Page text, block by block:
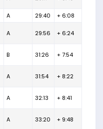
A 29:40 + 6:08
A 29:56 + 6:24
B 31:26 + 7:54
A 31:54 + 8:22
A 32:13 + 8:41
A 33:20 + 9:48